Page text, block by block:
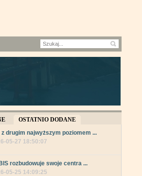
OSTATNIO DODANE
z drugim najwyższym poziomem ...
05-27 18:50:07
rozbudowuje swoje centra ...
05-25 14:09:25